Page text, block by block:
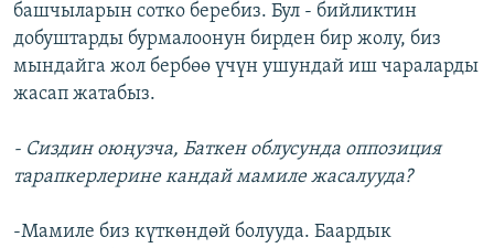
башчыларын сотко беребиз. Бул - бийликтин
добуштарды бурмалоонун бирден бир жолу, биз
мындайга жол бербөө үчүн ушундай иш чараларды
жасап жатабыз.
- Сиздин оюңузча, Баткен облусунда оппозиция
тарапкерлерине кандай мамиле жасалууда?
-Мамиле биз күткөндөй болууда. Баардык